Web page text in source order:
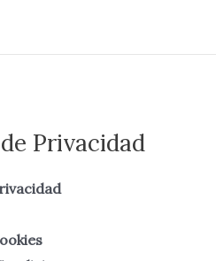
Privacidad